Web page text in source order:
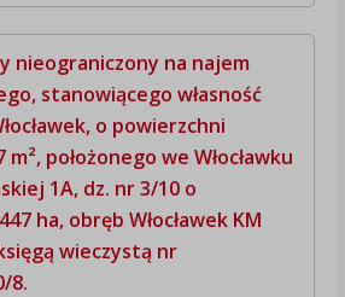
nieograniczony na najem
stanowiącego własność
o powierzchni
położonego we Włocławku
1A, dz. nr 3/10 o
ha, obręb Włocławek KM
wieczystą nr
8.